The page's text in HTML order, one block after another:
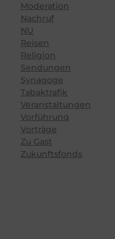
Moderation
Nachruf
NU
Reisen
Religion
Sendungen
Synagoge
Tabaktrafik
Veranstaltungen
Vorführung
Vorträge
Zu Gast
Zukunftsfonds